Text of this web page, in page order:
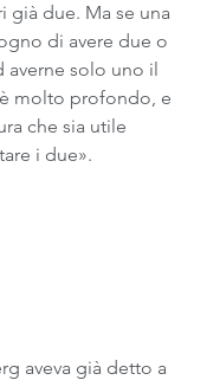
già due. Ma se una
di avere due o
averne solo uno il
molto profondo, e
che sia utile
i due».
aveva già detto a